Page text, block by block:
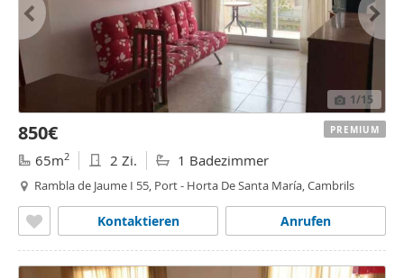
1/15
850€
65m2 2 Zi. 1 Badezimmer
Rambla de Jaume I 55, Port - Horta De Santa María, Cambrils
Anrufen
Kontaktieren
PREMIUM